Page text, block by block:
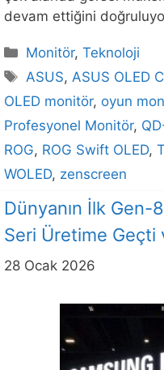
devam ettiğini
Kategoriler
Monitör,Teknoloji
Etiketler
ASUS,ASUS OLED
OLED monitör, oyun
Profesyonel Monitör,
ROG, ROG Swift OLED,
WOLED, zenscreen
Dünyanın İlk Gen-
Seri Üretime Geçti
28 Ocak 2026